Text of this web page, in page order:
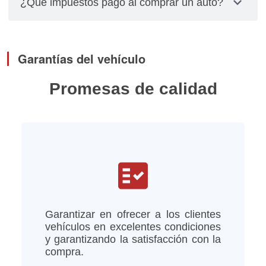
relacionados con placas, cambios de propietarios
¿Qué impuestos pago al comprar un auto?
tomando en cuenta el año del modelo del vehículo
Garantías del vehículo
Promesas de calidad
fact_check
Garantizar en ofrecer a los clientes
vehículos en excelentes condiciones
y garantizando la satisfacción con la
compra.